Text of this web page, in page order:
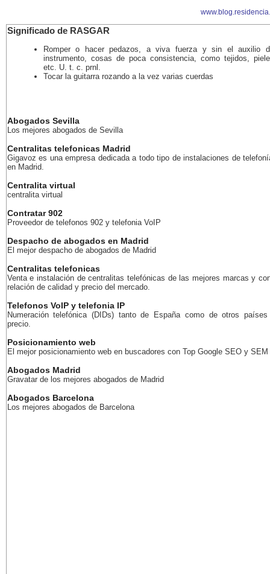
Significado de RASGAR
Romper o hacer pedazos, a viva fuerza y sin el auxilio
instrumento, cosas de poca consistencia, como tejidos,
etc. U. t. c. prnl.
Tocar la guitarra rozando a la vez varias cuerdas
Abogados Sevilla
Los mejores abogados de Sevilla
Centralitas telefonicas Madrid
Gigavoz es una empresa dedicada a todo tipo de instalaciones de
en Madrid.
Centralita virtual
centralita virtual
Contratar 902
Proveedor de telefonos 902 y telefonia VoIP
Despacho de abogados en Madrid
El mejor despacho de abogados de Madrid
Centralitas telefonicas
Venta e instalación de centralitas telefónicas de las mejores marcas y
relación de calidad y precio del mercado.
Telefonos VoIP y telefonia IP
Numeración telefónica (DIDs) tanto de España como de otros
precio.
Posicionamiento web
El mejor posicionamiento web en buscadores con Top Google SEO y SEM
Abogados Madrid
Gravatar de los mejores abogados de Madrid
Abogados Barcelona
Los mejores abogados de Barcelona